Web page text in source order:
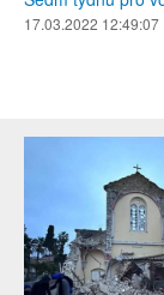
17.03.2022 12:49:07